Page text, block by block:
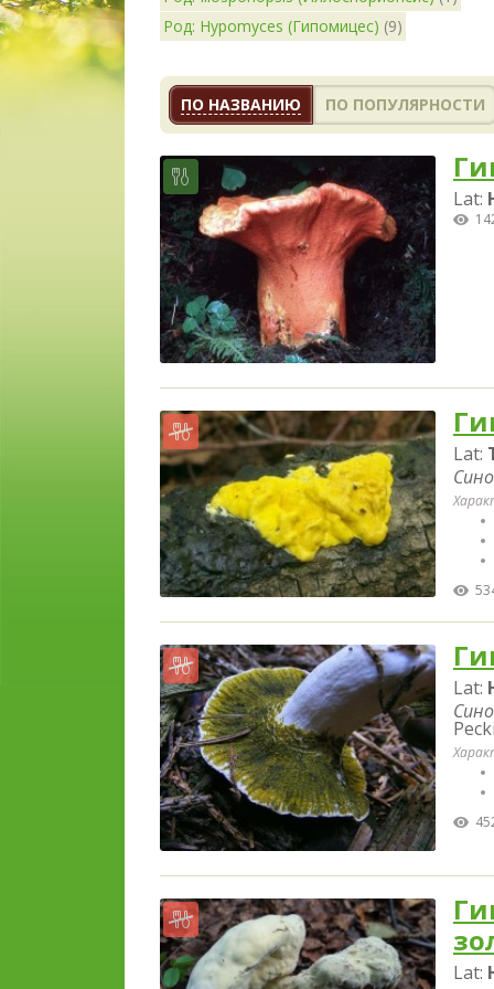
Род: Hypomyces (Гипомицес) (9)
ПО НАЗВАНИЮ ПО ПОПУЛЯРНОСТИ
Lat:
Lat:
Lat:
Lat: